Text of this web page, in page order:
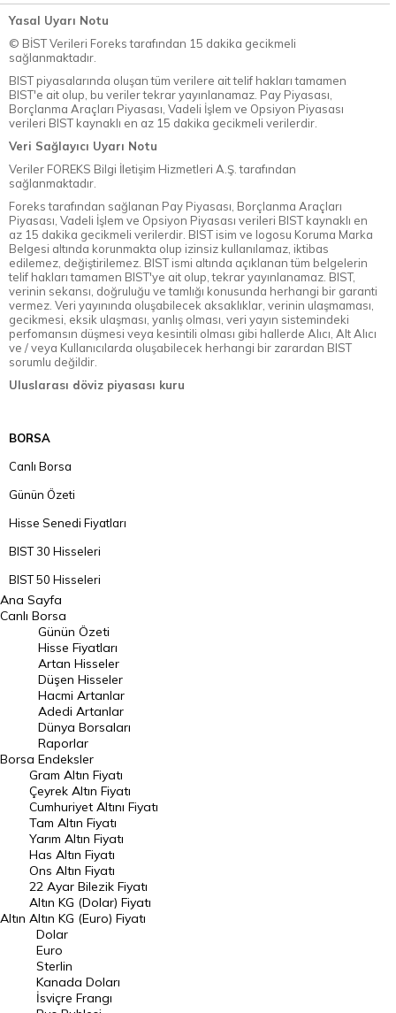
Yasal Uyarı Notu
© BİST Verileri Foreks tarafından 15 dakika gecikmeli
sağlanmaktadır.
BIST piyasalarında oluşan tüm verilere ait telif hakları tamamen
BIST'e ait olup, bu veriler tekrar yayınlanamaz. Pay Piyasası,
Borçlanma Araçları Piyasası, Vadeli İşlem ve Opsiyon Piyasası
verileri BIST kaynaklı en az 15 dakika gecikmeli verilerdir.
Veri Sağlayıcı Uyarı Notu
Veriler FOREKS Bilgi İletişim Hizmetleri A.Ş. tarafından
sağlanmaktadır.
Foreks tarafından sağlanan Pay Piyasası, Borçlanma Araçları
Piyasası, Vadeli İşlem ve Opsiyon Piyasası verileri BIST kaynaklı en
az 15 dakika gecikmeli verilerdir. BIST isim ve logosu Koruma Marka
Belgesi altında korunmakta olup izinsiz kullanılamaz, iktibas
edilemez, değiştirilemez. BIST ismi altında açıklanan tüm belgelerin
telif hakları tamamen BIST'ye ait olup, tekrar yayınlanamaz. BIST,
verinin sekansı, doğruluğu ve tamlığı konusunda herhangi bir garanti
vermez. Veri yayınında oluşabilecek aksaklıklar, verinin ulaşmaması,
gecikmesi, eksik ulaşması, yanlış olması, veri yayın sistemindeki
perfomansın düşmesi veya kesintili olması gibi hallerde Alıcı, Alt Alıcı
ve / veya Kullanıcılarda oluşabilecek herhangi bir zarardan BIST
sorumlu değildir.
Uluslarası döviz piyasası kuru
BORSA
Canlı Borsa
Günün Özeti
Hisse Senedi Fiyatları
BIST 30 Hisseleri
BIST 50 Hisseleri
BIST 100 Hisseleri
En Çok Artan Hisseler
En Çok Düşen Hisseler
Hacmi Artanlar
Geçmiş Kapanışlar
Dünya Borsaları
Raporlar
Endeksler
DÖVİZ
Döviz Kuru
Dolar Kuru
Euro Kuru
Pound Kuru
Frank Kuru
Ana Sayfa
Canlı Borsa
Borsa
Günün Özeti
Hisse Fiyatları
Artan Hisseler
Düşen Hisseler
Hacmi Artanlar
Adedi Artanlar
Dünya Borsaları
Raporlar
Endeksler
Altın
Gram Altın Fiyatı
Çeyrek Altın Fiyatı
Cumhuriyet Altını Fiyatı
Tam Altın Fiyatı
Yarım Altın Fiyatı
Has Altın Fiyatı
Ons Altın Fiyatı
22 Ayar Bilezik Fiyatı
Altın KG (Dolar) Fiyatı
Altın KG (Euro) Fiyatı
Dolar
Euro
Sterlin
Kanada Doları
İsviçre Frangı